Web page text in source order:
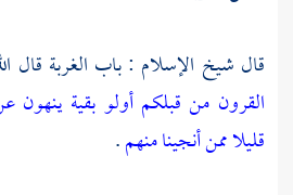
قال شيخ الإسلام : باب الغربة قال
القرون من قبلكم أولو بقية ينهون
قليلا ممن أنجينا منهم.